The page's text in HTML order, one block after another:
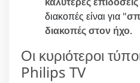
διακοπές είναι για "
διακοπές στον ήχο.
Οι κυριότεροι
Philips TV